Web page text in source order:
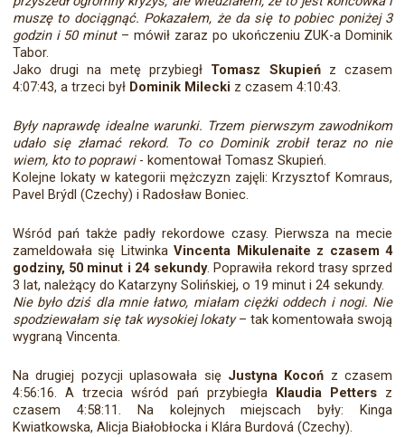
muszę to dociągnąć. Pokazałem, że da się to pobiec poniżej 3
godzin i 50 minut– mówił zaraz po ukończeniu ZUK-a Dominik
Tabor.
Jako drugi na metę przybiegł Tomasz Skupieńz czasem
4:07:43, a trzeci był Dominik Milecki z czasem 4:10:43.
Były naprawdę idealne warunki. Trzem pierwszym zawodnikom
udało się złamać rekord. To co Dominik zrobił teraz no nie
wiem, kto to poprawi- komentował Tomasz Skupień.
Kolejne lokaty w kategorii mężczyzn zajęli: Krzysztof Komraus,
Pavel Brýdl (Czechy) i Radosław Boniec.
Wśród pań także padły rekordowe czasy. Pierwsza na mecie
zameldowała się LitwinkaVincenta Mikulenaite z czasem 4
godziny, 50 minut i 24 sekundy. Poprawiła rekord trasy sprzed
3 lat, należący do Katarzyny Solińskiej, o 19 minut i 24 sekundy.
Nie było dziś dla mnie łatwo, miałam ciężki oddech i nogi. Nie
spodziewałam się tak wysokiej lokaty– tak komentowała swoją
wygraną Vincenta.
Na drugiej pozycji uplasowała się Justyna Kocoń z czasem
4:56:16. A trzecia wśród pań przybiegła Klaudia Petters z
czasem 4:58:11. Na kolejnych miejscach były: Kinga
Kwiatkowska, Alicja Białobłocka i Klára Burdová (Czechy).